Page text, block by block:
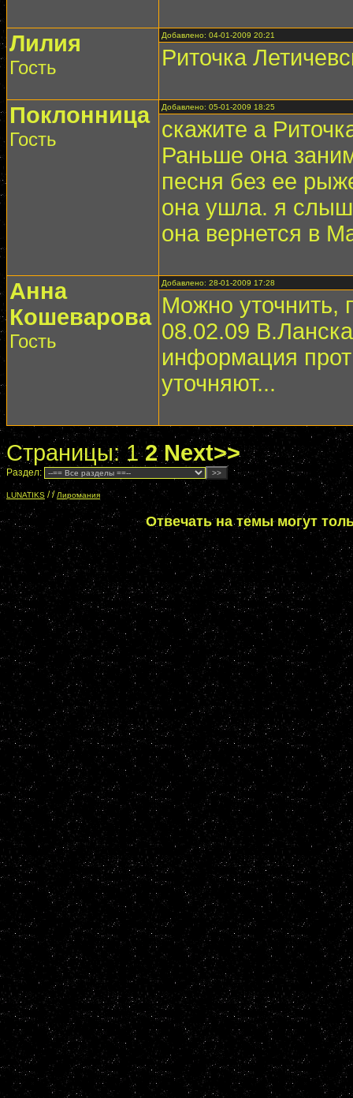
Лилия
Гость
Добавлено: 04-01-2009 20:21
Риточка
Поклонница
Гость
Добавлено: 05-01-2009 18:25
скажите а
Раньше она
песня без ее
она ушла. я
она вернется в
Анна
Кошеварова
Гость
Добавлено: 28-01-2009 17:28
Можно уточнить,
08.02.09
информация
уточняют...
Страницы: 1 2 Next>>
Раздел:
LUNATIKS // Лиромания
Отвечать на темы могут